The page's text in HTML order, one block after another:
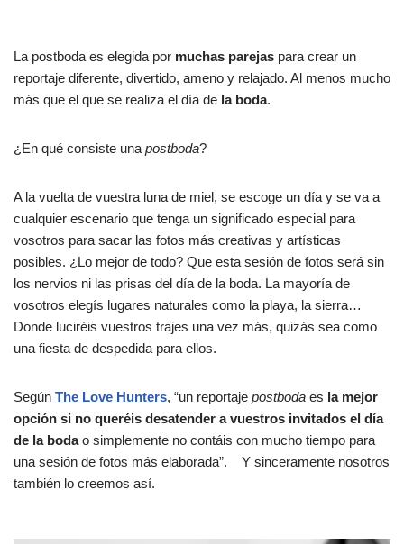
La postboda es elegida por muchas parejas para crear un
reportaje diferente, divertido, ameno y relajado. Al menos mucho
más que el que se realiza el día de la boda.
¿En qué consiste una postboda?
A la vuelta de vuestra luna de miel, se escoge un día y se va a
cualquier escenario que tenga un significado especial para
vosotros para sacar las fotos más creativas y artísticas
posibles. ¿Lo mejor de todo? Que esta sesión de fotos será sin
los nervios ni las prisas del día de la boda. La mayoría de
vosotros elegís lugares naturales como la playa, la sierra…
Donde luciréis vuestros trajes una vez más, quizás sea como
una fiesta de despedida para ellos.
Según The Love Hunters, “un reportaje postboda es la mejor
opción si no queréis desatender a vuestros invitados el día
de la bodao simplemente no contáis con mucho tiempo para
una sesión de fotos más elaborada”. Y sinceramente nosotros
también lo creemos así.